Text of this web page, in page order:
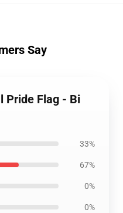
Say
Pride Flag - Bi
33%
67%
0%
0%